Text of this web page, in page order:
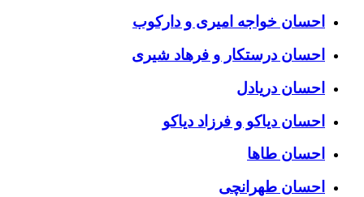
احسان خواجه امیری و دارکوب
احسان درستكار و فرهاد شيرى
احسان دریادل
احسان دیاکو و فرزاد دیاکو
احسان طاها
احسان طهرانچی